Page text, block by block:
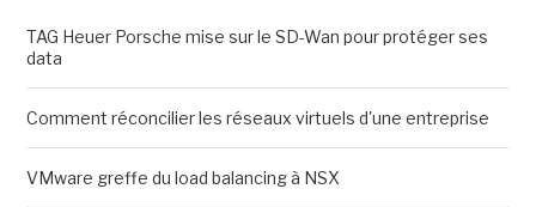
TAG Heuer Porsche mise sur le SD-Wan pour protéger ses
data
Comment réconcilier les réseaux virtuels d'une entreprise
VMware greffe du load balancing à NSX